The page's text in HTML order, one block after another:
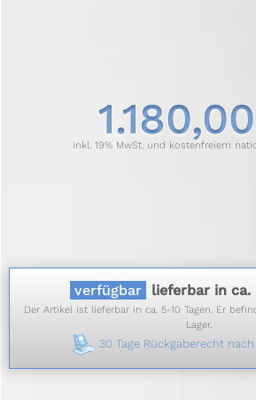
inkl. 19% MwSt. und kostenfreiem
verfügbar lieferbar in ca.
Der Artikel ist lieferbar in ca. 5-10 Tagen. Er
Lager.
30 Tage Rückgaberecht